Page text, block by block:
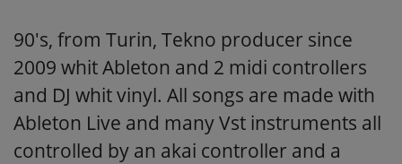
90's, from Turin, Tekno producer since
2009 whit Ableton and 2 midi controllers
and DJ whit vinyl. All songs are made with
Ableton Live and many Vst instruments all
controlled by an akai controller and a